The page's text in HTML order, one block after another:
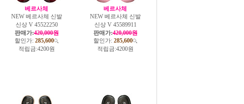
베르사체
NEW 베르사체 신발
신상 V 45522250
판매가:420,000원
할인가: 285,600
적립금:4200원
베르사체
NEW 베르사체 신발
신상 V 45589911
판매가:420,000원
할인가: 285,600
적립금:4200원